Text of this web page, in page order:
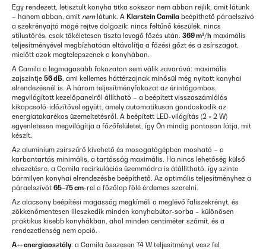
Egy rendezett, letisztult konyha titka sokszor nem abban rejlik, amit látunk
– hanem abban, amit nemlátunk. A Klarstein Camila beépíthető páraelszívó
a szekrényajtó mögé rejtve dolgozik: nincs feltűnő készülék, nincs
stílustörés, csak tökéletesen tiszta levegő főzés után. 369 m³/h maximális
teljesítményével megbízhatóan eltávolítja a főzési gőzt és a zsírszagot,
mielőtt azok megtelepszenek a konyhában.
A Camila a legmagasabb fokozaton sem válik zavaróvá: maximális
zajszintje 56 dB, ami kellemes háttérzajnak minősül még nyitott konyhai
elrendezésnél is. A három teljesítményfokozat az érintőgombos,
megvilágított kezelőpanelről állítható – a beépített visszaszámlálós
kikapcsoló-időzítővel együtt, amely automatikusan gondoskodik az
energiatakarékos üzemeltetésről. A beépített LED-világítás (2 × 2 W)
egyenletesen megvilágítja a főzőfelületet, így Ön mindig pontosan látja, mit
készít.
Az alumínium zsírszűrő kivehető és mosogatógépben mosható – a
karbantartás minimális, a tartósság maximális. Ha nincs lehetőség külső
elvezetésre, a Camila recirkulációs üzemmódra is átállítható, így szinte
bármilyen konyhai elrendezésbe beépíthető. Az optimális teljesítményhez a
páraelszívót 65–75 cm-rel a főzőlap fölé érdemes szerelni.
Az alacsony beépítési magasság megkíméli a meglévő faliszekrényt, és
zökkenőmentesen illeszkedik minden konyhabútor-sorba – különösen
praktikus kisebb konyhákban, ahol minden centiméter számít, és a
rendezetlenség nem opció.
A++ energiaosztály: a Camila összesen 74 W teljesítményt vesz fel